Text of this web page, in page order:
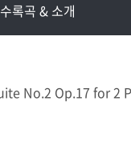
수록곡 & 소개
No.2 Op.17 for 2